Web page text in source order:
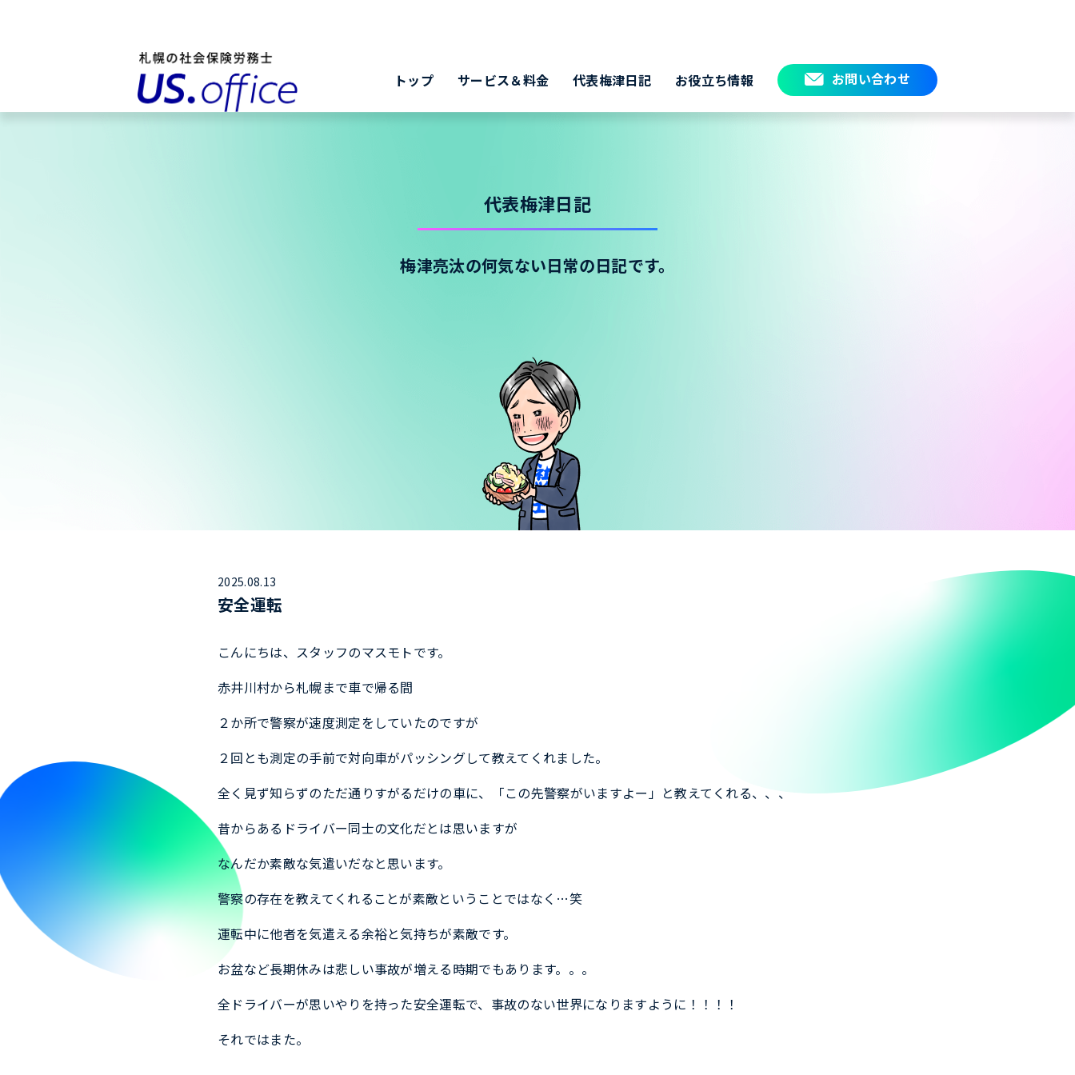
トップ サービス＆料金 代表梅津日記 お役立ち情報 お問い合わせ
代表梅津日記
梅津亮汰の何気ない日常の日記です。
2025.08.13
安全運転
こんにちは、スタッフのマスモトです。
赤井川村から札幌まで車で帰る間
２か所で警察が速度測定をしていたのですが
２回とも測定の手前で対向車がパッシングして教えてくれました。
全く見ず知らずのただ通りすがるだけの車に、「この先警察がいますよー」と教えてくれる、、、
昔からあるドライバー同士の文化だとは思いますが
なんだか素敵な気遣いだなと思います。
警察の存在を教えてくれることが素敵ということではなく…笑
運転中に他者を気遣える余裕と気持ちが素敵です。
お盆など長期休みは悲しい事故が増える時期でもあります。。。
全ドライバーが思いやりを持った安全運転で、事故のない世界になりますように！！！！
それではまた。